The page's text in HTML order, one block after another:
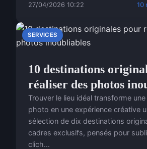
27/04/2026 10:22 10
SERVICES
10 destinations
réaliser des photos
Trouver le lieu idéal transforme
photo en une expérience créative
sélection de dix destinations
cadres exclusifs, pensés pour
clich...